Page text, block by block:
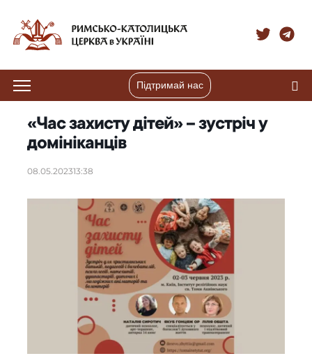
Підтримай нас
«Час захисту дітей» – зустріч у
домініканців
08.05.202313:38